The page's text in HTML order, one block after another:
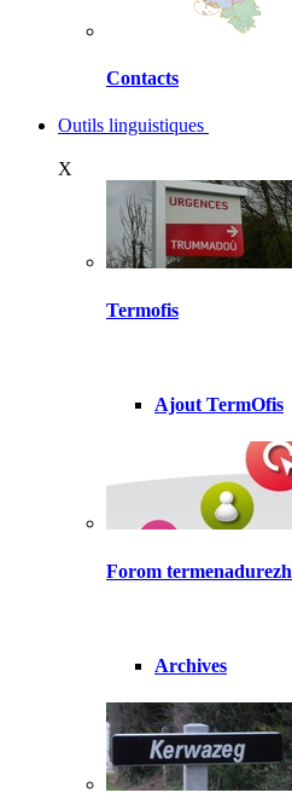
Contacts
Outils linguistiques
X
Termofis
Ajout TermOfis
Forom termenadurezh
Archives